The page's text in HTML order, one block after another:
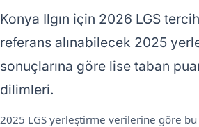
Konya Ilgın için 2026 LGS
referans alınabilecek 2025
sonuçlarına göre lise taban
dilimleri.
2025 LGS yerleştirme verilerine göre